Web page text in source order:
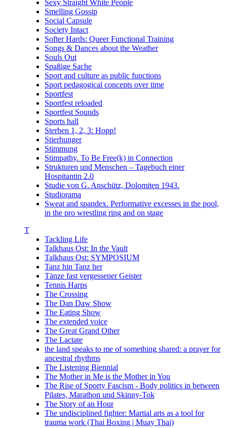
Sexy Straight White People
Smelling Gossip
Social Capsule
Society Intact
Softer Hards: Queer Functional Training
Songs & Dances about the Weather
Souls Out
Spaßige Sache
Sport and culture as public functions
Sport pedagogical concepts over time
Sportfest
Sportfest reloaded
Sportfest Sounds
Sports hall
Sterben 1, 2, 3: Hopp!
Stierhunger
Stimmung
Stimpathy. To Be Free(k) in Connection
Strukturen und Menschen – Tagebuch einer
Hospitantin 2.0
Studie von G. Anschütz, Dolomiten 1943.
Studiorama
Sweat and spandex. Performative excesses in the pool,
in the pro wrestling ring and on stage
T
Tackling Life
Talkhaus Ost: In the Vault
Talkhaus Ost: SYMPOSIUM
Tanz hin Tanz her
Tänze fast vergessener Geister
Tennis Harps
The Crossing
The Dan Daw Show
The Eating Show
The extended voice
The Great Grand Other
The Lactate
the land speaks to me of something shared: a prayer for
ancestral rhythms
The Listening Biennial
The Mother in Me is the Mother in You
The Rise of Sporty Fascism - Body politics in between
Pilates, Marathon und Skinny-Tok
The Story of an Hour
The undisciplined fighter: Martial arts as a tool for
trauma work (Thai Boxing | Muay Thai)